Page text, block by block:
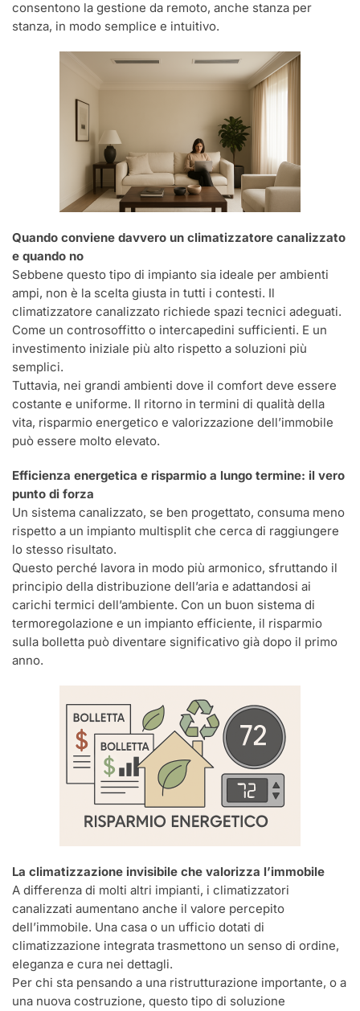
consentono la gestione da remoto, anche stanza per
stanza, in modo semplice e intuitivo.
Quando conviene davvero un climatizzatore canalizzato
e quando no
Sebbene questo tipo di impianto sia ideale per ambienti
ampi, non è la scelta giusta in tutti i contesti. Il
climatizzatore canalizzato richiede spazi tecnici adeguati.
Come un controsoffitto o intercapedini sufficienti. E un
investimento iniziale più alto rispetto a soluzioni più
semplici.
Tuttavia, nei grandi ambienti dove il comfort deve essere
costante e uniforme. Il ritorno in termini di qualità della
vita, risparmio energetico e valorizzazione dell’immobile
può essere molto elevato.
Efficienza energetica e risparmio a lungo termine: il vero
punto di forza
Un sistema canalizzato, se ben progettato, consuma meno
rispetto a un impianto multisplit che cerca di raggiungere
lo stesso risultato.
Questo perché lavora in modo più armonico, sfruttando il
principio della distribuzione dell’aria e adattandosi ai
carichi termici dell’ambiente. Con un buon sistema di
termoregolazione e un impianto efficiente, il risparmio
sulla bolletta può diventare significativo già dopo il primo
anno.
La climatizzazione invisibile che valorizza l’immobile
A differenza di molti altri impianti, i climatizzatori
canalizzati aumentano anche il valore percepito
dell’immobile. Una casa o un ufficio dotati di
climatizzazione integrata trasmettono un senso di ordine,
eleganza e cura nei dettagli.
Per chi sta pensando a una ristrutturazione importante, o a
una nuova costruzione, questo tipo di soluzione